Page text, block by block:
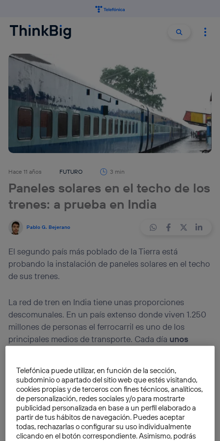
Buscar
Hace 11 años FUTURO 3 min
Paneles solares en el techo de los
trenes: a prueba en India
Pablo G. Bejerano
El segundo país más poblado de la Tierra está
probando la instalación de paneles solares en el techo
de sus trenes.
La red de tren en India tiene unas proporciones
descomunales. En un país extenso donde viven 1.250
millones de personas el ferrocarril es uno de los
principales medios de transporte. Cada día unos
Railways necesite 3.000 millones de litros de diésel
para operar cada año (con cifras de 2012), lo que
supone el abultado gasto de alrededor de 4.700
millones de dólares.
Ni que decir tiene el gobierno indio quiere aligerar
Telefónica puede utilizar, en función de la sección,
subdominio o apartado del sitio web que estés visitando,
cookies propias y de terceros con fines técnicos, analíticos,
de personalización, redes sociales y/o para mostrarte
publicidad personalizada en base a un perfil elaborado a
partir de tus hábitos de navegación. Puedes aceptar
todas, rechazarlas o configurar su uso individualmente
clicando en el botón correspondiente. Asimismo, podrás